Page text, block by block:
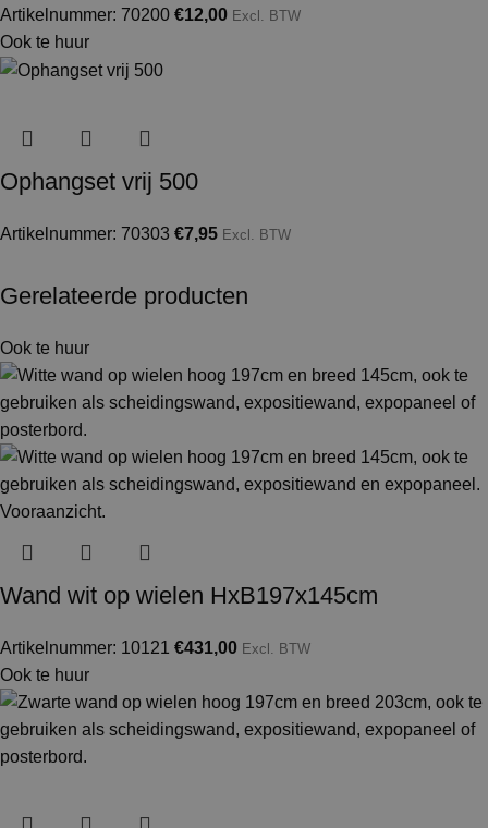
Artikelnummer: 70200 €12,00 Excl. BTW
Ook te huur
Ophangset vrij 500
Artikelnummer: 70303 €7,95 Excl. BTW
Gerelateerde producten
Ook te huur
Wand wit op wielen HxB197x145cm
Artikelnummer: 10121 €431,00 Excl. BTW
Ook te huur